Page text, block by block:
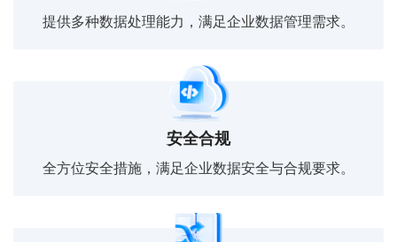
提供多种数据处理能力，满足企业数据管理需求。
安全合规
全方位安全措施，满足企业数据安全与合规要求。